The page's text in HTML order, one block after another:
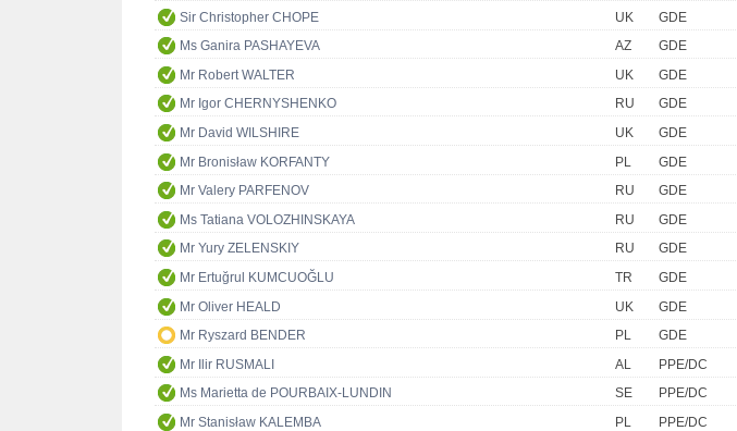
Sir Christopher CHOPE
UK
GDE
Ms Ganira PASHAYEVA
AZ
GDE
Mr Robert WALTER
UK
GDE
Mr Igor CHERNYSHENKO
RU
GDE
Mr David WILSHIRE
UK
GDE
Mr Bronisław KORFANTY
PL
GDE
Mr Valery PARFENOV
RU
GDE
Ms Tatiana VOLOZHINSKAYA
RU
GDE
Mr Yury ZELENSKIY
RU
GDE
Mr Ertuğrul KUMCUOĞLU
TR
GDE
Mr Oliver HEALD
UK
GDE
Mr Ryszard BENDER
PL
GDE
Mr Ilir RUSMALI
AL
PPE/DC
Ms Marietta de POURBAIX-LUNDIN
SE
PPE/DC
Mr Stanisław KALEMBA
PL
PPE/DC